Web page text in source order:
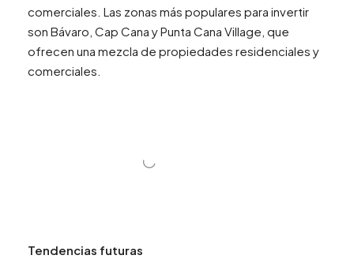
comerciales. Las zonas más populares para invertir
son Bávaro, Cap Cana y Punta Cana Village, que
ofrecen una mezcla de propiedades residenciales y
comerciales.
Tendencias futuras